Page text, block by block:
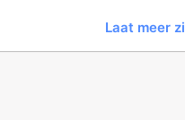
Laat meer